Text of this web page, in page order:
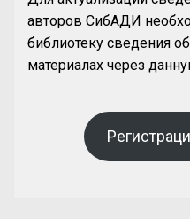
авторов СибАДИ
библиотеку сведения
материалах через